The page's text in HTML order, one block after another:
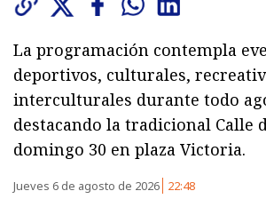
La programación contempla
deportivos, culturales,
interculturales durante todo
destacando la tradicional Calle
domingo 30 en plaza Victoria.
Jueves 6 de agosto de 2026 22:48